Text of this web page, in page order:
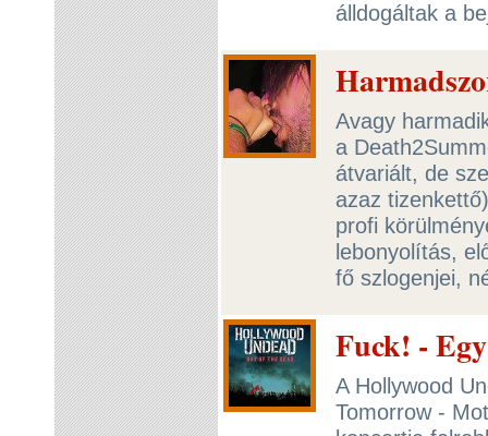
álldogáltak a
Avagy
a
átvariált, de
azaz
profi
lebonyolítás,
fő szlogenjei,
Fuck! -
A Hollywood
Tomorrow -